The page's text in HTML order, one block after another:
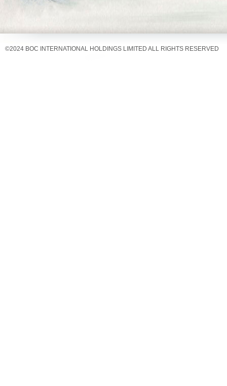
©2024 BOC INTERNATIONAL HOLDINGS LIMITED ALL RIGHTS RESERVED